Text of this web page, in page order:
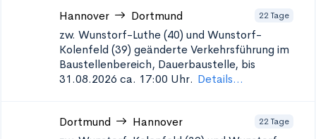
Hannover Dortmund 22 Tage
zw. Wunstorf-Luthe (40) und Wunstorf-
Kolenfeld (39) geänderte Verkehrsführung im
Baustellenbereich, Dauerbaustelle, bis
31.08.2026 ca. 17:00 Uhr. Details...
Dortmund Hannover 22 Tage